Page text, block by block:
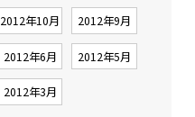
2012年10月 2012年9月
2012年6月 2012年5月
2012年3月